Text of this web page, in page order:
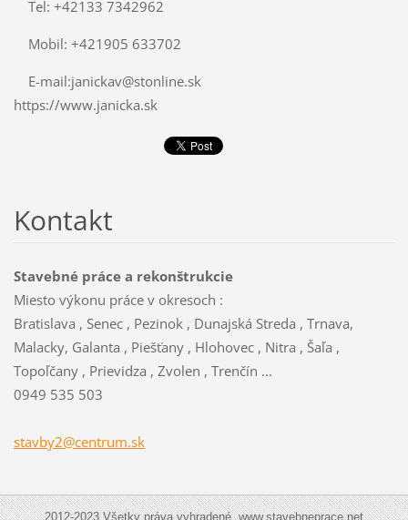
Tel: +42133 7342962
Mobil: +421905 633702
E-mail:janickav@stonline.sk
https://www.janicka.sk
Kontakt
Stavebné práce a rekonštrukcie
Miesto výkonu práce v okresoch :
Bratislava , Senec , Pezinok , Dunajská Streda , Trnava,
Malacky, Galanta , Piešťany , Hlohovec , Nitra , Šaľa ,
Topoľčany , Prievidza , Zvolen , Trenčín ...
0949 535 503
stavby2@centrum.sk
2012-2023 Všetky práva vyhradené. www.stavebneprace.net